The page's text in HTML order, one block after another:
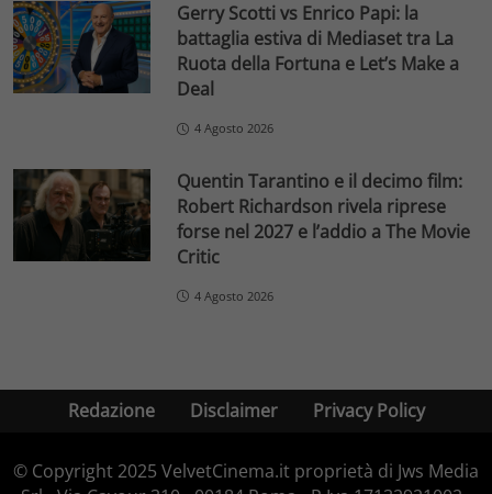
Gerry Scotti vs Enrico Papi: la
battaglia estiva di Mediaset tra La
Ruota della Fortuna e Let’s Make a
Deal
4 Agosto 2026
Quentin Tarantino e il decimo film:
Robert Richardson rivela riprese
forse nel 2027 e l’addio a The Movie
Critic
4 Agosto 2026
Redazione Disclaimer Privacy Policy
© Copyright 2025 VelvetCinema.it proprietà di Jws Media